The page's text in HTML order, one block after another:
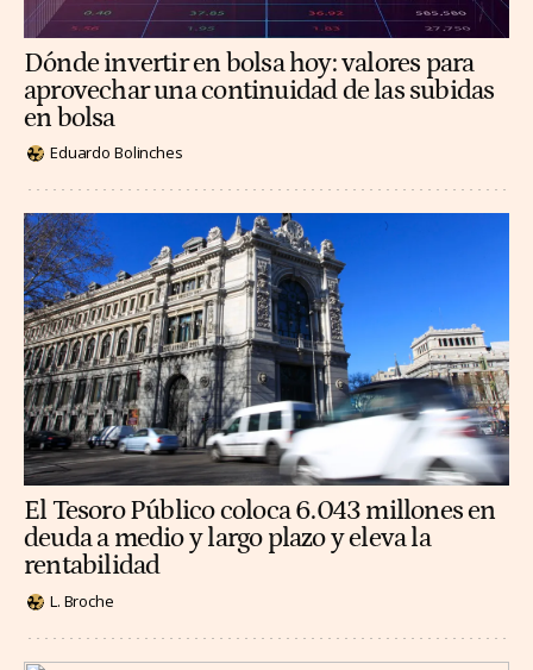
Dónde invertir en bolsa hoy: valores para
aprovechar una continuidad de las subidas
en bolsa
Eduardo Bolinches
El Tesoro Público coloca 6.043 millones en
deuda a medio y largo plazo y eleva la
rentabilidad
L. Broche